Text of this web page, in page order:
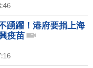
踴躍！港府要捐上海
疫苗